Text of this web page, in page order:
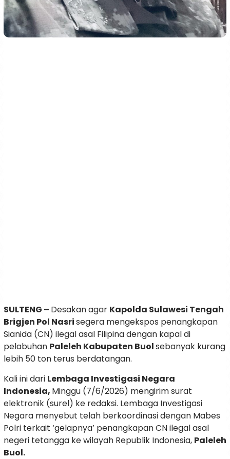
SULTENG – Desakan agar Kapolda Sulawesi Tengah
Brigjen Pol Nasrisegera mengekspos penangkapan
Sianida (CN) ilegal asal Filipina dengan kapal di
pelabuhan Paleleh Kabupaten Buolsebanyak kurang
lebih 50 ton terus berdatangan.
Kali ini dari Lembaga Investigasi Negara
Indonesia, Minggu (7/6/2026) mengirim surat
elektronik (surel) ke redaksi. Lembaga Investigasi
Negara menyebut telah berkoordinasi dengan Mabes
Polri terkait ‘gelapnya’ penangkapan CN ilegal asal
negeri tetangga ke wilayah Republik Indonesia, Paleleh
Buol.